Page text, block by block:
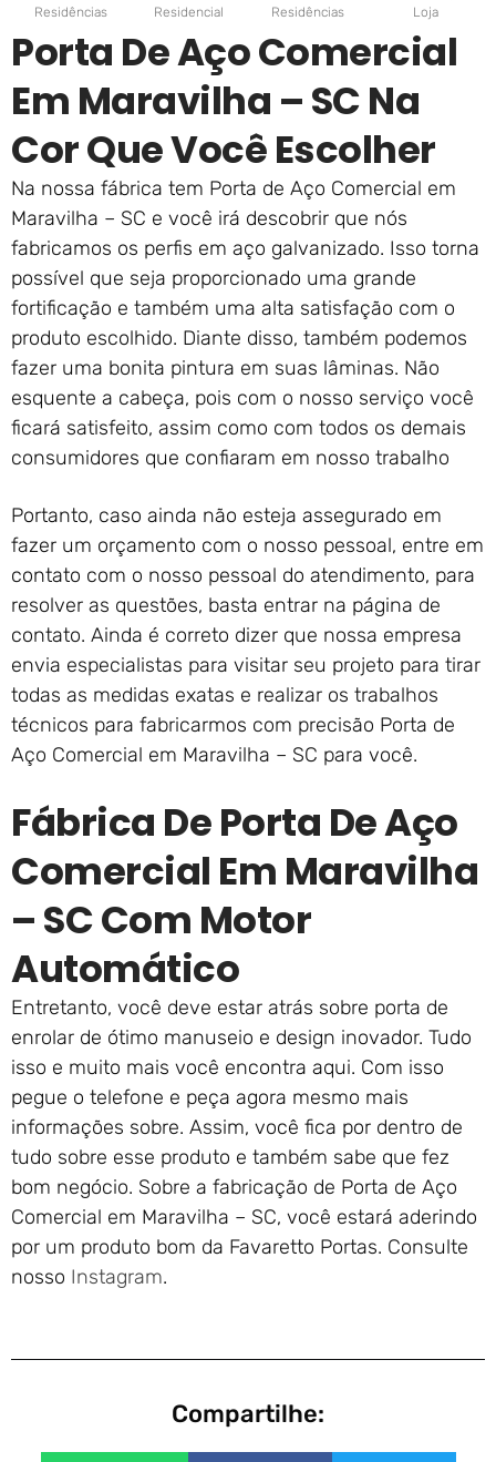
Residências
Residencial
Residências
Loja
Porta De Aço Comercial
Em Maravilha – SC Na
Cor Que Você Escolher
Na nossa fábrica tem Porta de Aço Comercial em
Maravilha – SC e você irá descobrir que nós
fabricamos os perfis em aço galvanizado. Isso torna
possível que seja proporcionado uma grande
fortificação e também uma alta satisfação com o
produto escolhido. Diante disso, também podemos
fazer uma bonita pintura em suas lâminas. Não
esquente a cabeça, pois com o nosso serviço você
ficará satisfeito, assim como com todos os demais
consumidores que confiaram em nosso trabalho
Portanto, caso ainda não esteja assegurado em
fazer um orçamento com o nosso pessoal, entre em
contato com o nosso pessoal do atendimento, para
resolver as questões, basta entrar na página de
contato. Ainda é correto dizer que nossa empresa
envia especialistas para visitar seu projeto para tirar
todas as medidas exatas e realizar os trabalhos
técnicos para fabricarmos com precisão Porta de
Aço Comercial em Maravilha – SC para você.
Fábrica De Porta De Aço
Comercial Em Maravilha
– SC Com Motor
Automático
Entretanto, você deve estar atrás sobre porta de
enrolar de ótimo manuseio e design inovador. Tudo
isso e muito mais você encontra aqui. Com isso
pegue o telefone e peça agora mesmo mais
informações sobre. Assim, você fica por dentro de
tudo sobre esse produto e também sabe que fez
bom negócio. Sobre a fabricação de Porta de Aço
Comercial em Maravilha – SC, você estará aderindo
por um produto bom da Favaretto Portas. Consulte
nosso Instagram.
Compartilhe: